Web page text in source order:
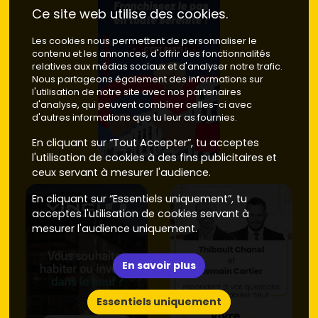
Ancien: parc des années 60-80 abondant,
autour de 2 600 à 3 500 €/m²selon l'état et
l'adresse.
Frais annexes:
Neuf:frais de notaire 2 à 3 %, pas de gros
travaux au départ.
Ancien:frais de notaire 7 à 8 %et souvent
rénovation (menuiseries, chauffage, parties
Énergie et confort:
Neuf: normes récentes, meilleures
performances énergétiques
Ancien: DPE souvent plus faible, avec des
copropriétés à rénover dans les secteurs
Fenassiers/Marots.
des pôles d'emplois (Ramassiers, En Jacca), l'ancien
est très présent en cœur de ville et dans les quartiers
des années 70.
Ce site web utilise des cookies.
Les cookies nous permettent de personnaliser le
contenu et les annonces, d'offrir des fonctionnalités
relatives aux médias sociaux et d'analyser notre trafic.
Nous partageons également des informations sur
l'utilisation de notre site avec nos partenaires
d'analyse, qui peuvent combiner celles-ci avec
d'autres informations que tu leur as fournies.
En cliquant sur “Tout Accepter”, tu acceptes
l'utilisation de cookies à des fins publicitaires et
ceux servant à mesurer l'audience.
En cliquant sur “Essentiels uniquement”, tu
acceptes l'utilisation de cookies servant à
mesurer l'audience uniquement.
En savoir plus
Essentiels uniquement